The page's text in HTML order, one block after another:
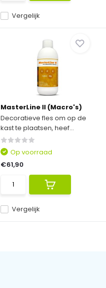
Vergelijk
MasterLine II (Macro's)
Decoratieve fles om op de
kast te plaatsen, heef...
Vergelijk
Op voorraad
€61,90